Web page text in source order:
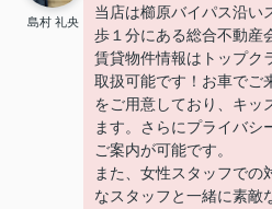
島村 礼央
当店は櫛原バイパス沿い
歩１分にある総合不動産
賃貸物件情報はトップク
取扱可能です！お車でご
をご用意しており、キッ
ます。さらにプライバシ
ご案内が可能です。
また、女性スタッフでの
なスタッフと一緒に素敵